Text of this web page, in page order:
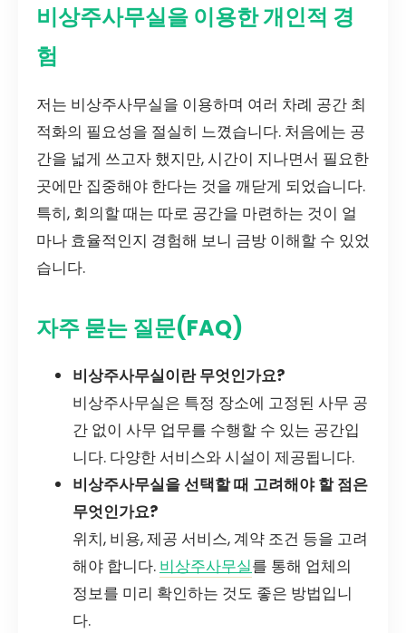
비상주사무실을 이용한 개인적 경
험
저는 비상주사무실을 이용하며 여러 차례 공간 최
적화의 필요성을 절실히 느꼈습니다. 처음에는 공
간을 넓게 쓰고자 했지만, 시간이 지나면서 필요한
곳에만 집중해야 한다는 것을 깨닫게 되었습니다.
특히, 회의할 때는 따로 공간을 마련하는 것이 얼
마나 효율적인지 경험해 보니 금방 이해할 수 있었
습니다.
자주 묻는 질문(FAQ)
비상주사무실이란 무엇인가요?
비상주사무실은 특정 장소에 고정된 사무 공
간 없이 사무 업무를 수행할 수 있는 공간입
니다. 다양한 서비스와 시설이 제공됩니다.
비상주사무실을 선택할 때 고려해야 할 점은
무엇인가요?
위치, 비용, 제공 서비스, 계약 조건 등을 고려
해야 합니다. 비상주사무실를 통해 업체의
정보를 미리 확인하는 것도 좋은 방법입니
다.